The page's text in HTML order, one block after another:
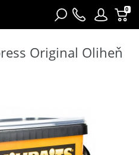
0
Original Oliheň